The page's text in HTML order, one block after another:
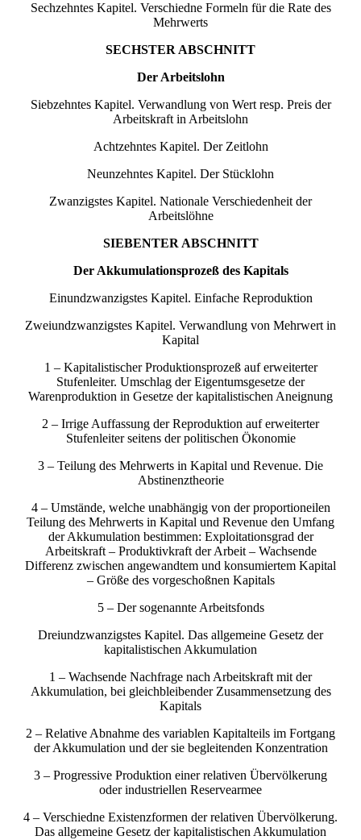
Sechzehntes Kapitel. Verschiedne Formeln für die Rate des
Mehrwerts
SECHSTER ABSCHNITT
Der Arbeitslohn
Siebzehntes Kapitel. Verwandlung von Wert resp. Preis der
Arbeitskraft in Arbeitslohn
Achtzehntes Kapitel. Der Zeitlohn
Neunzehntes Kapitel. Der Stücklohn
Zwanzigstes Kapitel. Nationale Verschiedenheit der
Arbeitslöhne
SIEBENTER ABSCHNITT
Der Akkumulationsprozeß des Kapitals
Einundzwanzigstes Kapitel. Einfache Reproduktion
Zweiundzwanzigstes Kapitel. Verwandlung von Mehrwert in
Kapital
1 – Kapitalistischer Produktionsprozeß auf erweiterter
Stufenleiter. Umschlag der Eigentumsgesetze der
Warenproduktion in Gesetze der kapitalistischen Aneignung
2 – Irrige Auffassung der Reproduktion auf erweiterter
Stufenleiter seitens der politischen Ökonomie
3 – Teilung des Mehrwerts in Kapital und Revenue. Die
Abstinenztheorie
4 – Umstände, welche unabhängig von der proportioneilen
Teilung des Mehrwerts in Kapital und Revenue den Umfang
der Akkumulation bestimmen: Exploitationsgrad der
Arbeitskraft – Produktivkraft der Arbeit – Wachsende
Differenz zwischen angewandtem und konsumiertem Kapital
– Größe des vorgeschoßnen Kapitals
5 – Der sogenannte Arbeitsfonds
Dreiundzwanzigstes Kapitel. Das allgemeine Gesetz der
kapitalistischen Akkumulation
1 – Wachsende Nachfrage nach Arbeitskraft mit der
Akkumulation, bei gleichbleibender Zusammensetzung des
Kapitals
2 – Relative Abnahme des variablen Kapitalteils im Fortgang
der Akkumulation und der sie begleitenden Konzentration
3 – Progressive Produktion einer relativen Übervölkerung
oder industriellen Reservearmee
4 – Verschiedne Existenzformen der relativen Übervölkerung.
Das allgemeine Gesetz der kapitalistischen Akkumulation